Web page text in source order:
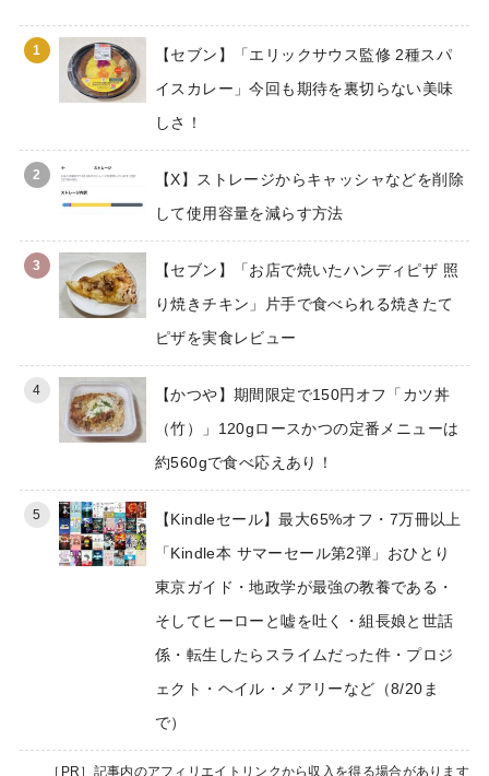
1
【セブン】「エリックサウス監修 2種スパ
イスカレー」今回も期待を裏切らない美味
しさ！
2
【X】ストレージからキャッシャなどを削除
して使用容量を減らす方法
3
【セブン】「お店で焼いたハンディピザ 照
り焼きチキン」片手で食べられる焼きたて
ピザを実食レビュー
4
【かつや】期間限定で150円オフ「カツ丼
（竹）」120gロースかつの定番メニューは
約560gで食べ応えあり！
5
【Kindleセール】最大65%オフ・7万冊以上
「Kindle本 サマーセール第2弾」おひとり
東京ガイド・地政学が最強の教養である・
そしてヒーローと嘘を吐く・組長娘と世話
係・転生したらスライムだった件・プロジ
ェクト・ヘイル・メアリーなど（8/20ま
で）
［PR］記事内のアフィリエイトリンクから収入を得る場合があります